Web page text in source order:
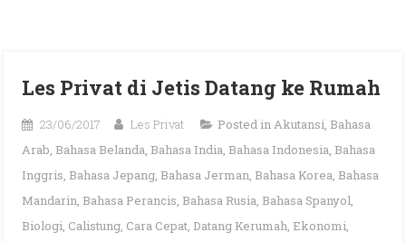
Les Privat di Jetis Datang ke Rumah
23/06/2017 Les Privat Posted inAkutansi, Bahasa
Arab, Bahasa Belanda, Bahasa India, Bahasa Indonesia, Bahasa
Inggris, Bahasa Jepang, Bahasa Jerman, Bahasa Korea, Bahasa
Mandarin, Bahasa Perancis, Bahasa Rusia, Bahasa Spanyol,
Biologi, Calistung, Cara Cepat, Datang Kerumah, Ekonomi,